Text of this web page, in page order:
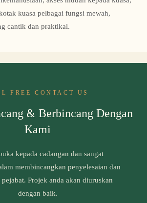
kuasa pelbagai fungsi mewah,
cantik dan praktikal.
FREE CONTACT US
& Berbincang Dengan
Kami
kepada cadangan dan sangat
membincangkan penyelesaian dan
Projek anda akan diuruskan
dengan baik.